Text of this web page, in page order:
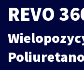
REVO